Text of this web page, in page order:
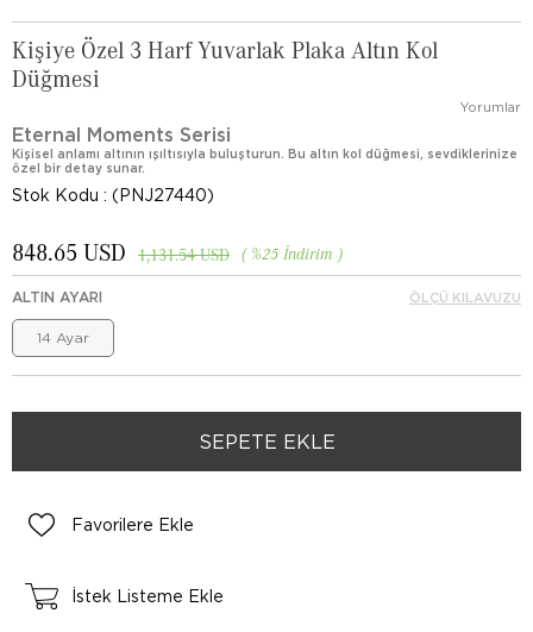
Kişiye Özel 3 Harf Yuvarlak Plaka Altın Kol
Düğmesi
Yorumlar
Eternal Moments Serisi
Kişisel anlamı altının ışıltısıyla buluşturun. Bu altın kol düğmesi, sevdiklerinize
özel bir detay sunar.
Stok Kodu (PNJ27440)
%25 İndirim
1,131.54 USD
848.65 USD
ALTIN AYARI
14 Ayar
ÖLÇÜ KILAVUZU
Favorilere Ekle
İstek Listeme Ekle